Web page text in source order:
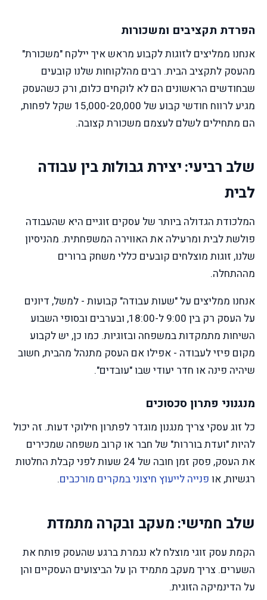
הפרדת תקציבים ומשכורות
אנחנו ממליצים לזוגות לקבוע מראש איך יילקח "משכורת"
מהעסק לתקציב הבית. רבים מהלקוחות שלנו קובעים
שבחודשים הראשונים הם לא לוקחים כלום, ורק כשהעסק
מגיע לרווח חודשי קבוע של 15,000-20,000 שקל לפחות,
הם מתחילים לשלם לעצמם משכורת קצובה.
שלב רביעי: יצירת גבולות בין עבודה
לבית
המלכודת הגדולה ביותר של עסקים זוגיים היא שהעבודה
פולשת לבית ומרעילה את האווירה המשפחתית. מהניסיון
שלנו, זוגות מוצלחים קובעים כללי משחק ברורים
מההתחלה.
אנחנו ממליצים על "שעות עבודה" קבועות - למשל, דיונים
על העסק רק בין 9:00 ל-18:00, ובערבים ובסופי השבוע
השיחות מתמקדות במשפחה ובזוגיות. כמו כן, יש לקבוע
מקום פיזי לעבודה - אפילו אם העסק מתנהל מהבית, חשוב
שיהיה פינה או חדר יעודי שבו "עובדים".
מנגנוני פתרון סכסוכים
כל זוג עסקי צריך מנגנון מוגדר לפתרון חילוקי דעות. זה יכול
להיות "ועדת בוררות" של חבר או קרוב משפחה שמכירים
את העסק, פסק זמן חובה של 24 שעות לפני קבלת החלטות
רגשיות, או פנייה לייעוץ חיצוני במקרים מורכבים.
שלב חמישי: מעקב ובקרה מתמדת
הקמת עסק זוגי מוצלח לא נגמרת ברגע שהעסק פותח את
השערים. צריך מעקב מתמיד הן על הביצועים העסקיים והן
על הדינמיקה הזוגית.